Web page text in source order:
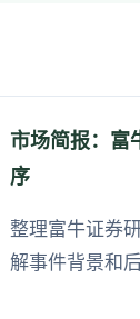
市场简报：富
序
整理富牛证券
解事件背景和